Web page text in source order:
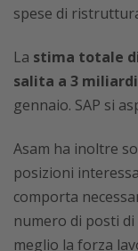
spese di
La stima totale
salita a 3 miliardi
gennaio. SAP si
Asam ha inoltre
posizioni
comporta
numero di posti
meglio la forza